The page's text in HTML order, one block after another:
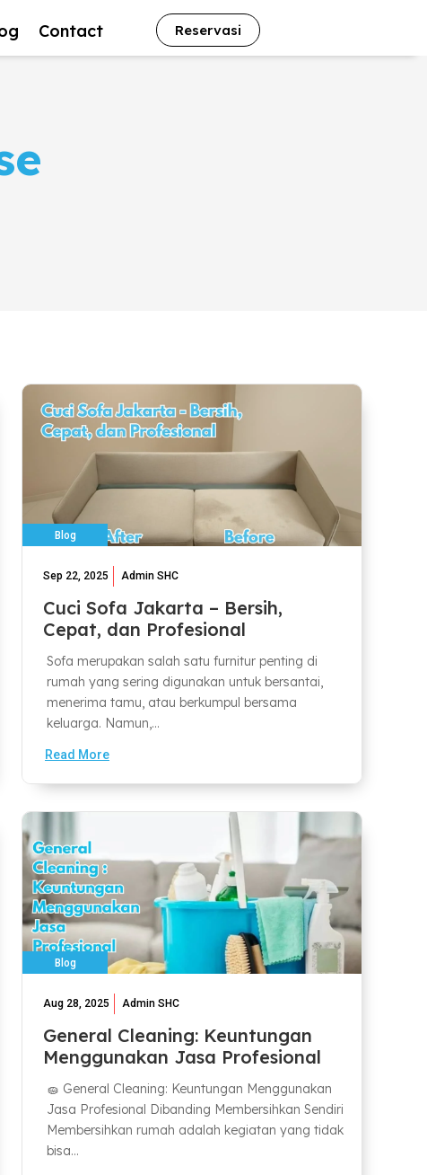
Contact Reservasi
Blog
Sep 22, 2025 Admin SHC
Cuci Sofa Jakarta – Bersih,
Cepat, dan Profesional
Sofa merupakan salah satu furnitur penting di
rumah yang sering digunakan untuk bersantai,
menerima tamu, atau berkumpul bersama
keluarga. Namun,...
Read More
Blog
Aug 28, 2025 Admin SHC
General Cleaning: Keuntungan
Menggunakan Jasa Profesional
🧽 General Cleaning: Keuntungan Menggunakan
Jasa Profesional Dibanding Membersihkan Sendiri
Membersihkan rumah adalah kegiatan yang tidak
bisa...